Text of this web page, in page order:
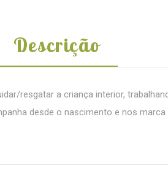
Descrição
resgatar a criança interior,
desde o nascimento e nos marca